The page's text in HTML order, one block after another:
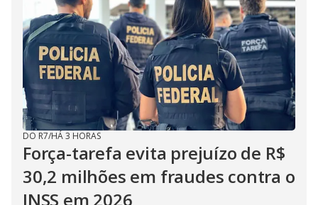
DO R7/HÁ 3 HORAS
Força-tarefa evita prejuízo de R$
30,2 milhões em fraudes contra o
INSS em 2026